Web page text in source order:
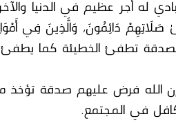
له أجر عظيم في الدنيا
صَلَاتِهِمْ دَائِمُونَ، وَالَّذِينَ فِي
تطفئ الخطيئة كما يطفئ
الله فرض عليهم صدقة تؤخذ
في المجتمع.